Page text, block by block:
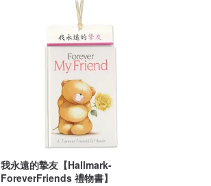
我永遠的摯友【Hallmark-
ForeverFriends 禮物書】